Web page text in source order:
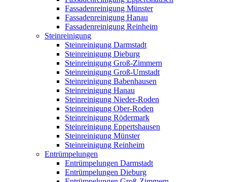
Fassadenreinigung Münster
Fassadenreinigung Hanau
Fassadenreinigung Reinheim
Steinreinigung
Steinreinigung Darmstadt
Steinreinigung Dieburg
Steinreinigung Groß-Zimmern
Steinreinigung Groß-Umstadt
Steinreinigung Babenhausen
Steinreinigung Hanau
Steinreinigung Nieder-Roden
Steinreinigung Ober-Roden
Steinreinigung Rödermark
Steinreinigung Eppertshausen
Steinreinigung Münster
Steinreinigung Reinheim
Entrümpelungen
Entrümpelungen Darmstadt
Entrümpelungen Dieburg